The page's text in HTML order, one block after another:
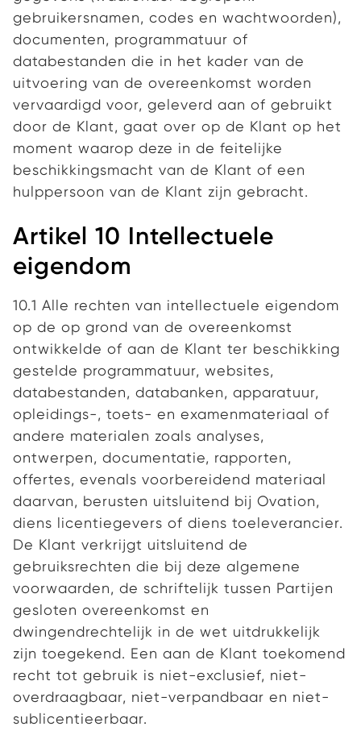
gebruikersnamen, codes en wachtwoorden),
documenten, programmatuur of
databestanden die in het kader van de
uitvoering van de overeenkomst worden
vervaardigd voor, geleverd aan of gebruikt
door de Klant, gaat over op de Klant op het
moment waarop deze in de feitelijke
beschikkingsmacht van de Klant of een
hulppersoon van de Klant zijn gebracht.
Artikel 10 Intellectuele
eigendom
10.1 Alle rechten van intellectuele eigendom
op de op grond van de overeenkomst
ontwikkelde of aan de Klant ter beschikking
gestelde programmatuur, websites,
databestanden, databanken, apparatuur,
opleidings-, toets- en examenmateriaal of
andere materialen zoals analyses,
ontwerpen, documentatie, rapporten,
offertes, evenals voorbereidend materiaal
daarvan, berusten uitsluitend bij Ovation,
diens licentiegevers of diens toeleverancier.
De Klant verkrijgt uitsluitend de
gebruiksrechten die bij deze algemene
voorwaarden, de schriftelijk tussen Partijen
gesloten overeenkomst en
dwingendrechtelijk in de wet uitdrukkelijk
zijn toegekend. Een aan de Klant toekomend
recht tot gebruik is niet-exclusief, niet-
overdraagbaar, niet-verpandbaar en niet-
sublicentieerbaar.